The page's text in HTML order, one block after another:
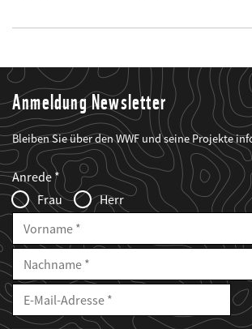
Anmeldung Newsletter
Bleiben Sie über den WWF und seine Projekte
Web2Case
Infofelder
Fieldset
anrede_name
Anrede
Frau
Herr
Vorname
Nachname
E-
Mailadresse
E-
Adresse